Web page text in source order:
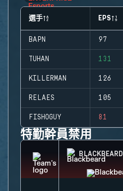
選手 EPS
BAPN 97
TUHAN 131
KILLERMAN 126
RELAES 105
FISHOGUY 81
特勤幹員禁用
BLACKBEARD